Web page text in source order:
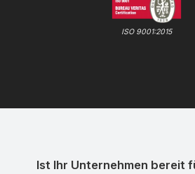
ISO 9001:2015
Ist Ihr Unternehmen bereit